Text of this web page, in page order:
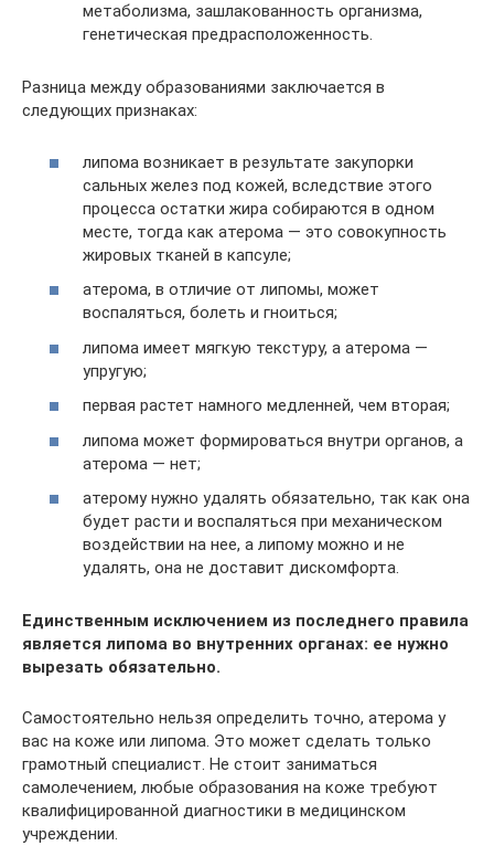
метаболизма, зашлакованность организма,
генетическая предрасположенность.
Разница между образованиями заключается в
следующих признаках:
липома возникает в результате закупорки
сальных желез под кожей, вследствие этого
процесса остатки жира собираются в одном
месте, тогда как атерома — это совокупность
жировых тканей в капсуле;
атерома, в отличие от липомы, может
воспаляться, болеть и гноиться;
липома имеет мягкую текстуру, а атерома —
упругую;
первая растет намного медленней, чем вторая;
липома может формироваться внутри органов, а
атерома — нет;
атерому нужно удалять обязательно, так как она
будет расти и воспаляться при механическом
воздействии на нее, а липому можно и не
удалять, она не доставит дискомфорта.
Единственным исключением из последнего правила
является липома во внутренних органах: ее нужно
вырезать обязательно.
Самостоятельно нельзя определить точно, атерома у
вас на коже или липома. Это может сделать только
грамотный специалист. Не стоит заниматься
самолечением, любые образования на коже требуют
квалифицированной диагностики в медицинском
учреждении.